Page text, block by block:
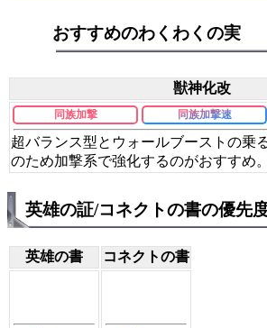
おすすめのわくわくの実
獣神化改
同族加撃 同族加撃速
超バランス型とウォールブーストの乗
のため加撃系で強化するのがおすすめ。
英雄の証/コネクトの書の優先
英雄の書 コネクトの書